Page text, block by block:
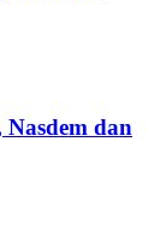
dan